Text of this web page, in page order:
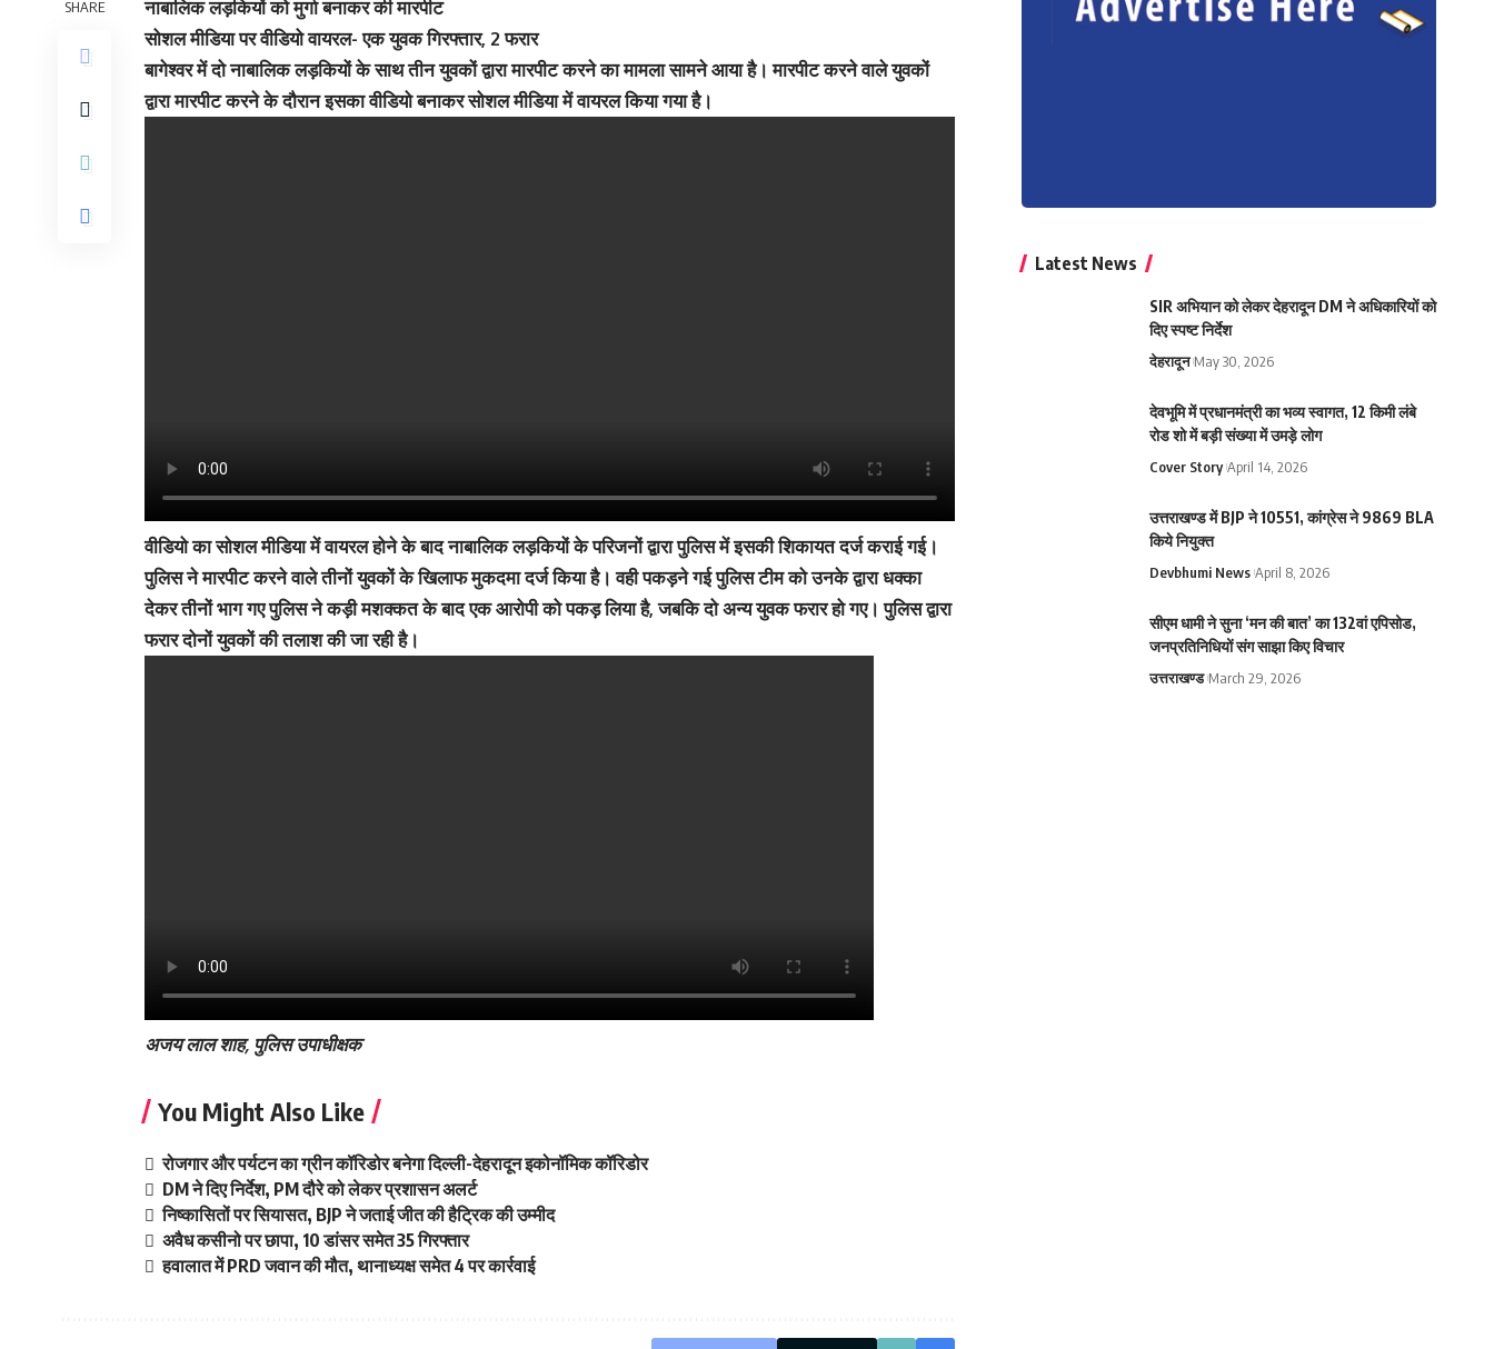
SHARE
नाबालिक लड़कियों को मुर्गा बनाकर की मारपीट
सोशल मीडिया पर वीडियो वायरल- एक युवक गिरफ्तार, 2 फरार
बागेश्वर में दो नाबालिक लड़कियों के साथ तीन युवकों द्वारा मारपीट करने का मामला सामने आया है। मारपीट करने वाले युवकों
द्वारा मारपीट करने के दौरान इसका वीडियो बनाकर सोशल मीडिया में वायरल किया गया है।
वीडियो का सोशल मीडिया में वायरल होने के बाद नाबालिक लड़कियों के परिजनों द्वारा पुलिस में इसकी शिकायत दर्ज कराई गई।
पुलिस ने मारपीट करने वाले तीनों युवकों के खिलाफ मुकदमा दर्ज किया है। वही पकड़ने गई पुलिस टीम को उनके द्वारा धक्का
देकर तीनों भाग गए पुलिस ने कड़ी मशक्कत के बाद एक आरोपी को पकड़ लिया है, जबकि दो अन्य युवक फरार हो गए। पुलिस द्वारा
फरार दोनों युवकों की तलाश की जा रही है।
अजय लाल शाह, पुलिस उपाधीक्षक
You Might Also Like
रोजगार और पर्यटन का ग्रीन कॉरिडोर बनेगा दिल्ली-देहरादून इकोनॉमिक कॉरिडोर
DM ने दिए निर्देश, PM दौरे को लेकर प्रशासन अलर्ट
निष्कासितों पर सियासत, BJP ने जताई जीत की हैट्रिक की उम्मीद
अवैध कसीनो पर छापा, 10 डांसर समेत 35 गिरफ्तार
हवालात में PRD जवान की मौत, थानाध्यक्ष समेत 4 पर कार्रवाई
Latest News
SIR अभियान को लेकर देहरादून DM ने अधिकारियों को
दिए स्पष्ट निर्देश
देहरादून May 30, 2026
देवभूमि में प्रधानमंत्री का भव्य स्वागत, 12 किमी लंबे
रोड शो में बड़ी संख्या में उमड़े लोग
Cover Story April 14, 2026
उत्तराखण्ड में BJP ने 10551, कांग्रेस ने 9869 BLA
किये नियुक्त
Devbhumi News April 8, 2026
सीएम धामी ने सुना ‘मन की बात’ का 132वां एपिसोड,
जनप्रतिनिधियों संग साझा किए विचार
उत्तराखण्ड March 29, 2026